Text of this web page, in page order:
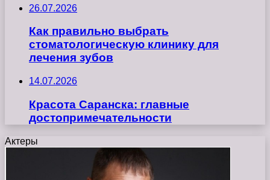
26.07.2026
Как правильно выбрать
стоматологическую клинику для
лечения зубов
14.07.2026
Красота Саранска: главные
достопримечательности
Актеры